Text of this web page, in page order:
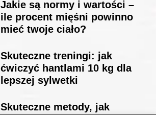
Jakie są normy i wartości –
ile procent mięśni powinno
mieć twoje ciało?
Skuteczne treningi: jak
ćwiczyć hantlami 10 kg dla
lepszej sylwetki
Skuteczne metody, jak